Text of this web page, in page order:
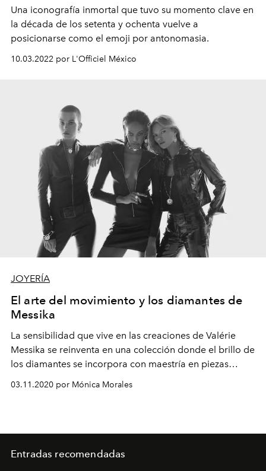
Una iconografía inmortal que tuvo su momento clave en
la década de los setenta y ochenta vuelve a
posicionarse como el emoji por antonomasia.
10.03.2022 por L'Officiel México
JOYERÍA
El arte del movimiento y los diamantes de
Messika
La sensibilidad que vive en las creaciones de Valérie
Messika se reinventa en una colección donde el brillo de
los diamantes se incorpora con maestría en piezas
03.11.2020 por Mónica Morales
Entradas recomendadas